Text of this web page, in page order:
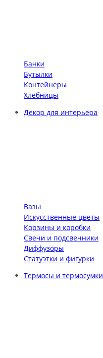
Банки
Бутылки
Контейнеры
Хлебницы
Декор для интерьера
Вазы
Искусственные цветы
Корзины и коробки
Свечи и подсвечники
Диффузоры
Статуэтки и фигурки
Термосы и термосумки